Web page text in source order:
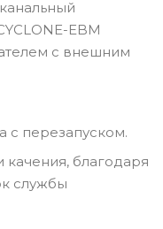
EBM
с внешним
с перезапуском.
благодаря
службы